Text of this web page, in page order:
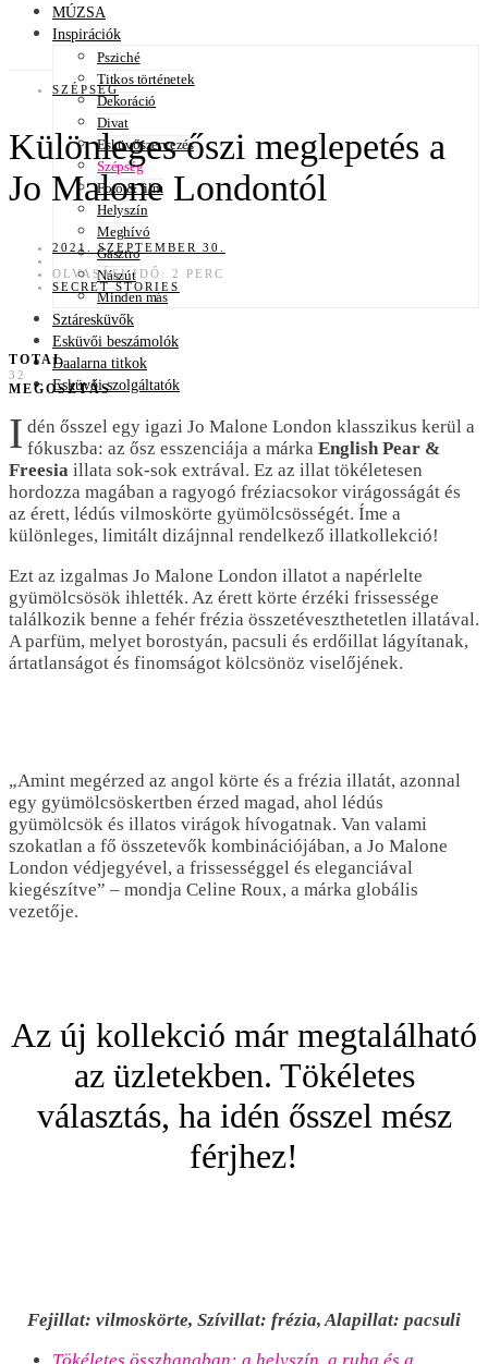
MÚZSA
Inspirációk
Psziché
Titkos történetek
Dekoráció
Divat
Esküvőszervezés
Szépség
Fotó & film
Helyszín
Meghívó
Gasztro
Nászút
Minden más
Sztáresküvők
Esküvői beszámolók
Daalarna titkok
Esküvői szolgáltatók
SZÉPSÉG
Különleges őszi meglepetés a
Jo Malone Londontól
2021. SZEPTEMBER 30.
OLVASÁSI IDŐ: 2 PERC
SECRET STORIES
TOTAL
32
MEGOSZTÁS
I dén ősszel egy igazi Jo Malone London klasszikus kerül a
fókuszba: az ősz esszenciája a márka English Pear &
Freesia illata sok-sok extrával. Ez az illat tökéletesen
hordozza magában a ragyogó fréziacsokor virágosságát és
az érett, lédús vilmoskörte gyümölcsösségét. Íme a
különleges, limitált dizájnnal rendelkező illatkollekció!
Ezt az izgalmas Jo Malone London illatot a napérlelte
gyümölcsösök ihlették. Az érett körte érzéki frissessége
találkozik benne a fehér frézia összetéveszthetetlen illatával.
A parfüm, melyet borostyán, pacsuli és erdőillat lágyítanak,
ártatlanságot és finomságot kölcsönöz viselőjének.
„Amint megérzed az angol körte és a frézia illatát, azonnal
egy gyümölcsöskertben érzed magad, ahol lédús
gyümölcsök és illatos virágok hívogatnak. Van valami
szokatlan a fő összetevők kombinációjában, a Jo Malone
London védjegyével, a frissességgel és eleganciával
kiegészítve” – mondja Celine Roux, a márka globális
vezetője.
Az új kollekció már megtalálható
az üzletekben. Tökéletes
választás, ha idén ősszel mész
férjhez!
Fejillat: vilmoskörte, Szívillat: frézia, Alapillat: pacsuli
Tökéletes összhangban: a helyszín, a ruha és a